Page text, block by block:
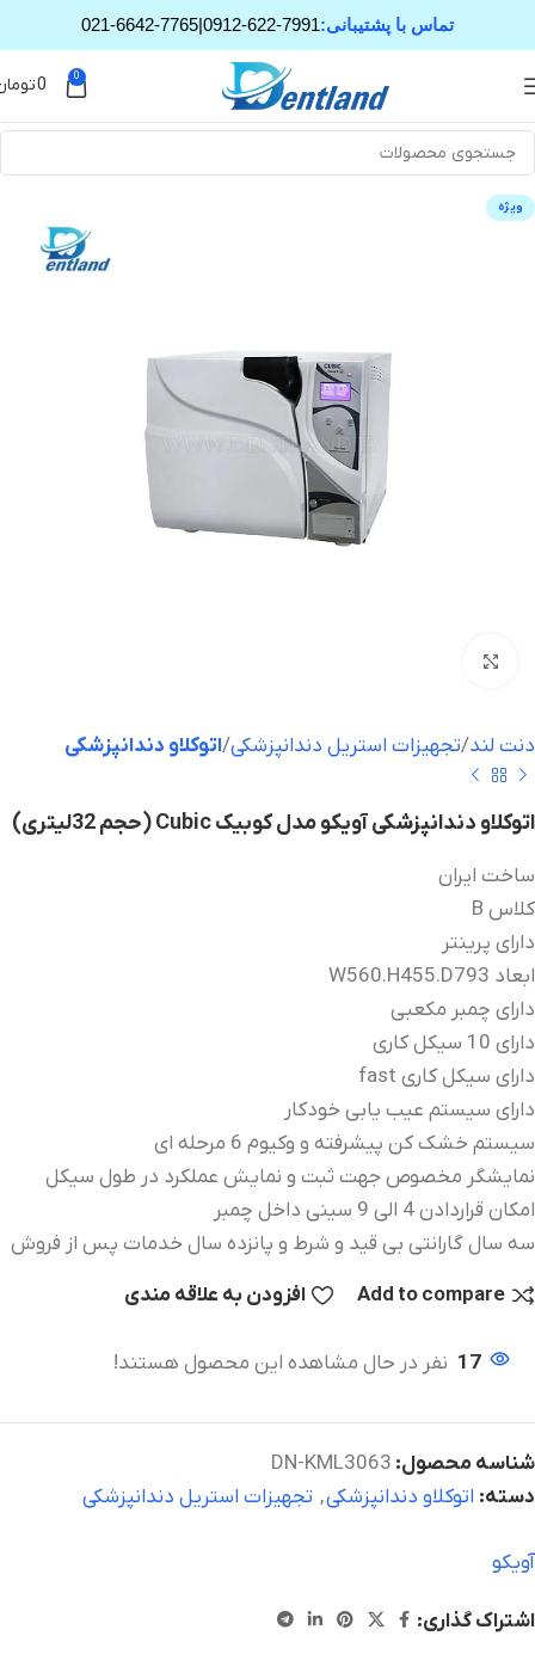
تماس با پشتیبانی:0912-622-7991
|
021-6642-7765
0
0
ویژه
دنت لند تجهیزات استریل دندانپزشکی اتوکلاو دندانپزشکی
اتوکلاو دندانپزشکی آویکو مدل کوبیک Cubic (حجم 32لیتری)
ساخت ایران
کلاس B
دارای پرینتر
ابعاد W560.H455.D793
دارای چمبر مکعبی
دارای 10 سیکل کاری
دارای سیکل کاری fast
دارای سیستم عیب یابی خودکار
سیستم خشک کن پیشرفته و وکیوم 6 مرحله ای
نمایشگر مخصوص جهت ثبت و نمایش عملکرد در طول سیکل
امکان قراردادن 4 الی 9 سینی داخل چمبر
سه سال گارانتی بی قید و شرط و پانزده سال خدمات پس از فروش
Add to compare
افزودن به علاقه مندی
17 نفر در حال مشاهده این محصول هستند!
شناسه محصول: DN-KML3063
دسته: اتوکلاو دندانپزشکی, تجهیزات استریل دندانپزشکی
آویکو
اشتراک گذاری: